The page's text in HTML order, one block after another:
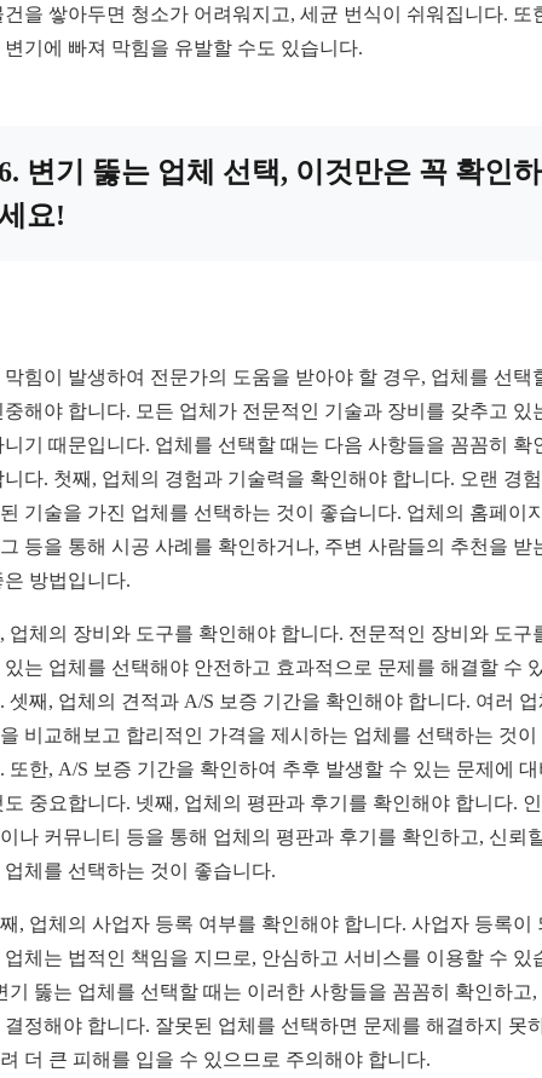
건을 쌓아두면 청소가 어려워지고, 세균 번식이 쉬워집니다. 또
변기에 빠져 막힘을 유발할 수도 있습니다.
변기 뚫는 업체 선택, 이것만은 꼭 확인하
요!
막힘이 발생하여 전문가의 도움을 받아야 할 경우, 업체를 선택
중해야 합니다. 모든 업체가 전문적인 기술과 장비를 갖추고 있
니기 때문입니다. 업체를 선택할 때는 다음 사항들을 꼼꼼히 확
니다. 첫째, 업체의 경험과 기술력을 확인해야 합니다. 오랜 경
기술을 가진 업체를 선택하는 것이 좋습니다. 업체의 홈페이
등을 통해 시공 사례를 확인하거나, 주변 사람들의 추천을 받
은 방법입니다.
업체의 장비와 도구를 확인해야 합니다. 전문적인 장비와 도구
있는 업체를 선택해야 안전하고 효과적으로 문제를 해결할 수
셋째, 업체의 견적과 A/S 보증 기간을 확인해야 합니다. 여러
비교해보고 합리적인 가격을 제시하는 업체를 선택하는 것이
또한, A/S 보증 기간을 확인하여 추후 발생할 수 있는 문제에
도 중요합니다. 넷째, 업체의 평판과 후기를 확인해야 합니다.
나 커뮤니티 등을 통해 업체의 평판과 후기를 확인하고, 신뢰
업체를 선택하는 것이 좋습니다.
, 업체의 사업자 등록 여부를 확인해야 합니다. 사업자 등록이
업체는 법적인 책임을 지므로, 안심하고 서비스를 이용할 수 있
기 뚫는 업체를 선택할 때는 이러한 사항들을 꼼꼼히 확인하고,
결정해야 합니다. 잘못된 업체를 선택하면 문제를 해결하지 못
더 큰 피해를 입을 수 있으므로 주의해야 합니다.